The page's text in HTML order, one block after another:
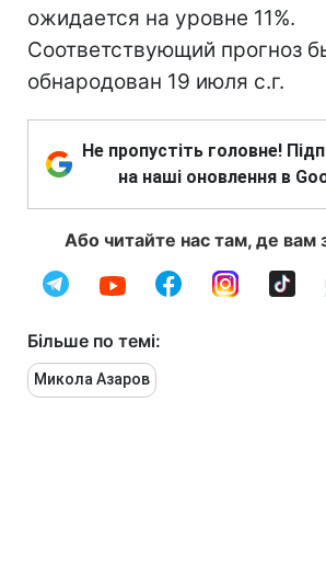
ожидается на уровне 11%.
Соответствующий прогноз
обнародован 19 июля с.г.
Не пропустіть головне!
на наші оновлення в
Або читайте нас там, де вам
Більше по темі:
Микола Азаров